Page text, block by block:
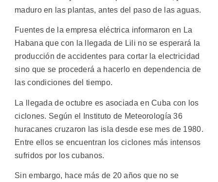
maduro en las plantas, antes del paso de las aguas.
Fuentes de la empresa eléctrica informaron en La
Habana que con la llegada de Lili no se esperará la
producción de accidentes para cortar la electricidad
sino que se procederá a hacerlo en dependencia de
las condiciones del tiempo.
La llegada de octubre es asociada en Cuba con los
ciclones. Según el Instituto de Meteorología 36
huracanes cruzaron las isla desde ese mes de 1980.
Entre ellos se encuentran los ciclones más intensos
sufridos por los cubanos.
Sin embargo, hace más de 20 años que no se